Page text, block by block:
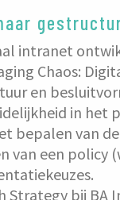
intranet
Chaos:
en
in het
bepalen van
van een policy
Strategy bij BA